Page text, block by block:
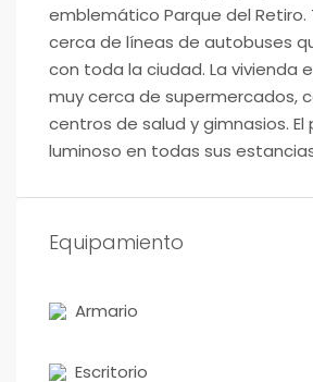
emblemático Parque del Retiro.
cerca de líneas de autobuses
con toda la ciudad. La vivienda
muy cerca de supermercados,
centros de salud y gimnasios. El
luminoso en todas sus
Equipamiento
Armario
Escritorio